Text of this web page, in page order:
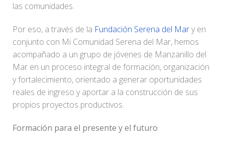
las comunidades.
Por eso, a través de la Fundación Serena del Mary en
conjunto con Mi Comunidad Serena del Mar, hemos
acompañado a un grupo de jóvenes de Manzanillo del
Mar en un proceso integral de formación, organización
y fortalecimiento, orientado a generar oportunidades
reales de ingreso y aportar a la construcción de sus
propios proyectos productivos.
Formación para el presente y el futuro